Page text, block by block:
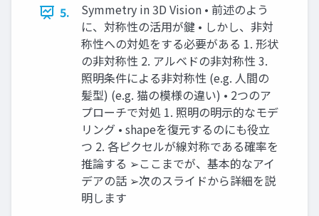
5.
Symmetry in 3D Vision • 前述のよう
に、対称性の活用が鍵 • しかし、非対
称性への対処をする必要がある 1. 形状
の非対称性 2. アルベドの非対称性 3.
照明条件による非対称性 (e.g. 人間の
髪型) (e.g. 猫の模様の違い) • 2つのア
プローチで対処 1. 照明の明示的なモデ
リング • shapeを復元するのにも役立
つ 2. 各ピクセルが線対称である確率を
推論する ➢ここまでが、基本的なアイ
デアの話 ➢次のスライドから詳細を説
明します